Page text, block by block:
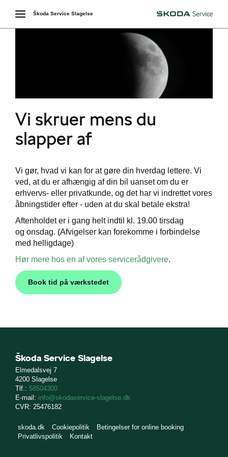
og onsdag
Toggle
navigation
Škoda
Škoda Service Slagelse
Vi skruer mens du
slapper af
Vi gør, hvad vi kan for at gøre din hverdag lettere. Vi
ved, at du er afhængig af din bil uanset om du er
erhvervs- eller privatkunde, og det har vi indrettet vores
åbningstider efter - uden at du skal betale ekstra!
Aftenholdet er i gang helt indtil kl. 19.00 tirsdag
og onsdag. (Afvigelser kan forekomme i forbindelse
med helligdage)
Hør mere hos en af vores servicerådgivere.
Book tid på værkstedet
Škoda Service Slagelse
Elmedalsvej 7
4200 Slagelse
Tlf.: 58504300
E-mail: info@skodaservice-slagelse.dk
CVR: 25476182
skoda.dk Cookiepolitik
Betingelser for online booking
Privatlivspolitik
Kontakt